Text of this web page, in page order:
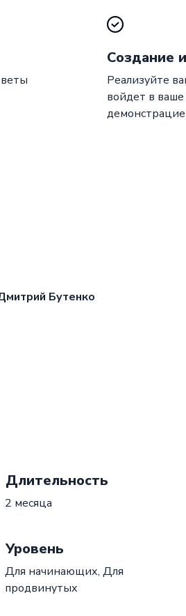
Создание
Реализуйте
войдет в
Бутенко
Длительность
2 месяца
Уровень
Для начинающих,Для
продвинутых